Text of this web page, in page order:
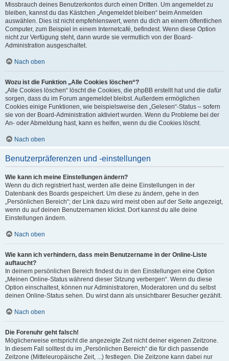
Missbrauch deines Benutzerkontos durch einen Dritten. Um angemeldet zu
bleiben, kannst du das Kästchen „Angemeldet bleiben“ beim Anmelden
auswählen. Dies ist nicht empfehlenswert, wenn du dich an einem öffentlichen
Computer, zum Beispiel in einem Internetcafé, befindest. Wenn diese Option
nicht zur Verfügung steht, dann wurde sie vermutlich von der Board-
Administration ausgeschaltet.
Nach oben
Wozu ist die Funktion „Alle Cookies löschen“?
„Alle Cookies löschen“ löscht die Cookies, die phpBB erstellt hat und die dafür
sorgen, dass du im Forum angemeldet bleibst. Außerdem ermöglichen
Cookies einige Funktionen, wie beispielsweise den „Gelesen“-Status – sofern
sie von der Board-Administration aktiviert wurden. Wenn du Probleme bei der
An- oder Abmeldung hast, kann es helfen, wenn du die Cookies löscht.
Nach oben
Benutzerpräferenzen und -einstellungen
Wie kann ich meine Einstellungen ändern?
Wenn du dich registriert hast, werden alle deine Einstellungen in der
Datenbank des Boards gespeichert. Um diese zu ändern, gehe in den
„Persönlichen Bereich“; der Link dazu wird meist oben auf der Seite angezeigt,
wenn du auf deinen Benutzernamen klickst. Dort kannst du alle deine
Einstellungen ändern.
Nach oben
Wie kann ich verhindern, dass mein Benutzername in der Online-Liste
auftaucht?
In deinem persönlichen Bereich findest du in den Einstellungen eine Option
„Meinen Online-Status während dieser Sitzung verbergen“. Wenn du diese
Option einschaltest, können nur Administratoren, Moderatoren und du selbst
deinen Online-Status sehen. Du wirst dann als unsichtbarer Besucher gezählt.
Nach oben
Die Forenuhr geht falsch!
Möglicherweise entspricht die angezeigte Zeit nicht deiner eigenen Zeitzone.
In diesem Fall solltest du im „Persönlichen Bereich“ die für dich passende
Zeitzone (Mitteleuropäische Zeit, ...) festlegen. Die Zeitzone kann dabei nur